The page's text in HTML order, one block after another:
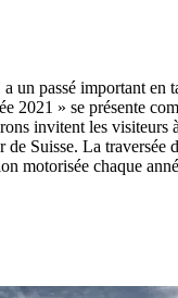
un passé important
2021 » se présente
invitent les
Suisse. La
motorisée chaque